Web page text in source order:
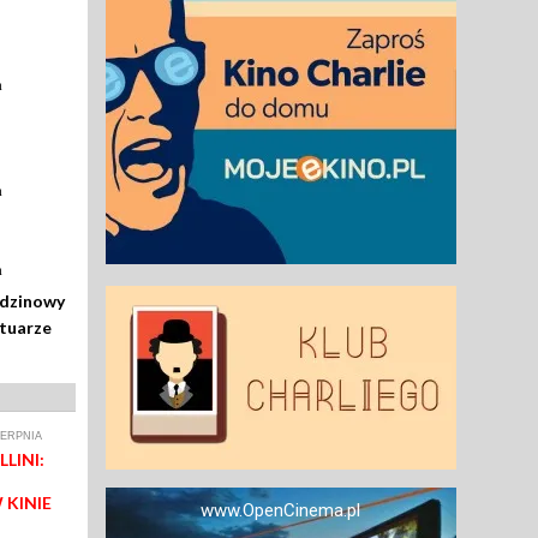
KINIE www.OpenCinema.pl